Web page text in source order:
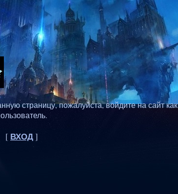
страницу, пожалуйста, войдите на сайт как
[ ВХОД]